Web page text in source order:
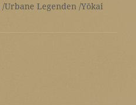
Urbane Legenden Yōkai